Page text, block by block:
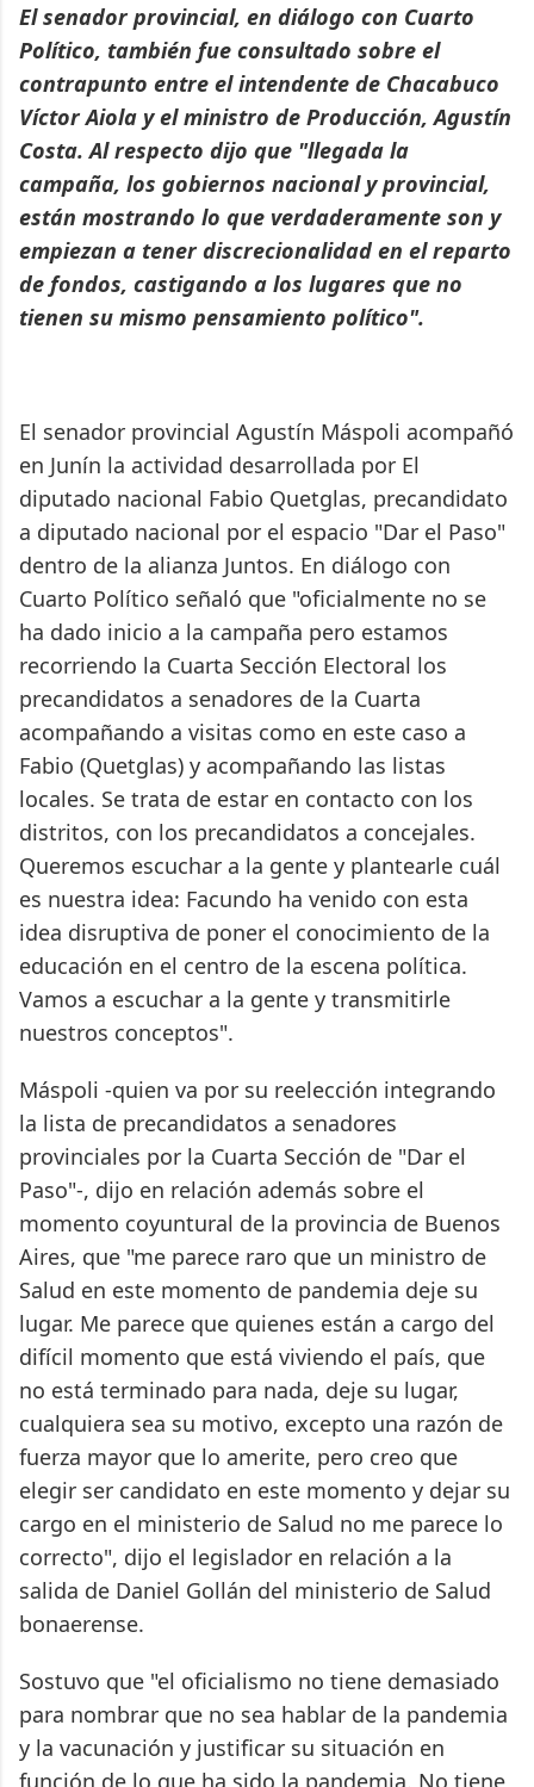
El senador provincial, en diálogo con Cuarto
Político, también fue consultado sobre el
contrapunto entre el intendente de Chacabuco
Víctor Aiola y el ministro de Producción, Agustín
Costa. Al respecto dijo que "llegada la
campaña, los gobiernos nacional y provincial,
están mostrando lo que verdaderamente son y
empiezan a tener discrecionalidad en el reparto
de fondos, castigando a los lugares que no
tienen su mismo pensamiento político".
El senador provincial Agustín Máspoli acompañó
en Junín la actividad desarrollada por El
diputado nacional Fabio Quetglas, precandidato
a diputado nacional por el espacio "Dar el Paso"
dentro de la alianza Juntos. En diálogo con
Cuarto Político señaló que "oficialmente no se
ha dado inicio a la campaña pero estamos
recorriendo la Cuarta Sección Electoral los
precandidatos a senadores de la Cuarta
acompañando a visitas como en este caso a
Fabio (Quetglas) y acompañando las listas
locales. Se trata de estar en contacto con los
distritos, con los precandidatos a concejales.
Queremos escuchar a la gente y plantearle cuál
es nuestra idea: Facundo ha venido con esta
idea disruptiva de poner el conocimiento de la
educación en el centro de la escena política.
Vamos a escuchar a la gente y transmitirle
nuestros conceptos".
Máspoli -quien va por su reelección integrando
la lista de precandidatos a senadores
provinciales por la Cuarta Sección de "Dar el
Paso"-, dijo en relación además sobre el
momento coyuntural de la provincia de Buenos
Aires, que "me parece raro que un ministro de
Salud en este momento de pandemia deje su
lugar. Me parece que quienes están a cargo del
difícil momento que está viviendo el país, que
no está terminado para nada, deje su lugar,
cualquiera sea su motivo, excepto una razón de
fuerza mayor que lo amerite, pero creo que
elegir ser candidato en este momento y dejar su
cargo en el ministerio de Salud no me parece lo
correcto", dijo el legislador en relación a la
salida de Daniel Gollán del ministerio de Salud
bonaerense.
Sostuvo que "el oficialismo no tiene demasiado
para nombrar que no sea hablar de la pandemia
y la vacunación y justificar su situación en
función de lo que ha sido la pandemia. No tiene